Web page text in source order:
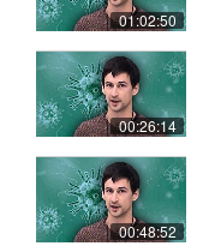
01:02:50
00:26:14
00:48:52